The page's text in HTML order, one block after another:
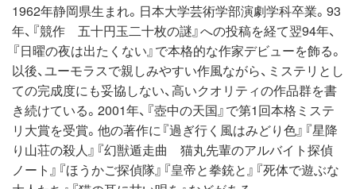
1962年静岡県生まれ。日本大学芸術学部演劇学科卒業。93
年、『競作 五十円玉二十枚の謎』への投稿を経て翌94年、
『日曜の夜は出たくない』で本格的な作家デビューを飾る。
以後、ユーモラスで親しみやすい作風ながら、ミステリとし
ての完成度にも妥協しない、高いクオリティの作品群を書
き続けている。2001年、『壺中の天国』で第1回本格ミステ
リ大賞を受賞。他の著作に『過ぎ行く風はみどり色』『星降
り山荘の殺人』『幻獣遁走曲 猫丸先輩のアルバイト探偵
ノート』『ほうかご探偵隊』『皇帝と拳銃と』『死体で遊ぶな